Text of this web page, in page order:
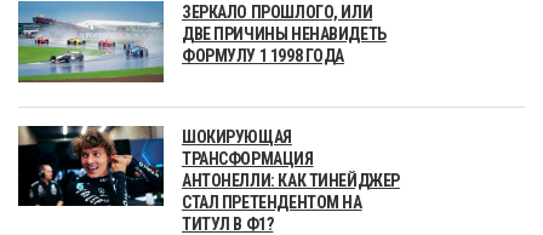
ЗЕРКАЛО ПРОШЛОГО, ИЛИ
ДВЕ ПРИЧИНЫ НЕНАВИДЕТЬ
ФОРМУЛУ 1 1998 ГОДА
ШОКИРУЮЩАЯ
ТРАНСФОРМАЦИЯ
АНТОНЕЛЛИ: КАК ТИНЕЙДЖЕР
СТАЛ ПРЕТЕНДЕНТОМ НА
ТИТУЛ В Ф1?